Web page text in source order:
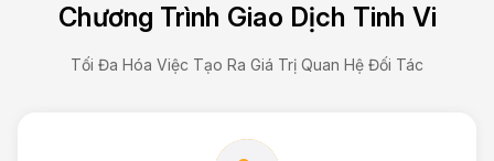
Chương Trình Giao Dịch Tinh Vi
Tối Đa Hóa Việc Tạo Ra Giá Trị Quan Hệ Đối Tác